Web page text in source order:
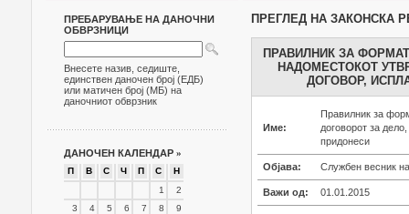
ПРЕБАРУВАЊЕ НА ДАНОЧНИ
ОБВРЗНИЦИ
Внесете назив, седиште,
единствен даночен број (ЕДБ)
или матичен број (МБ) на
даночниот обврзник
ДАНОЧЕН КАЛЕНДАР »
П В С Ч П С
Н
1
2
3
4 5 6 7 8
9
ПРЕГЛЕД НА ЗАКОНСКА
ПРАВИЛНИК ЗА
НАДОМЕСТОКОТ
ДОГОВОР,
Име:
Правилник за
договорот за
придонеси
Објава: Службен весник
Важи од: 01.01.2015